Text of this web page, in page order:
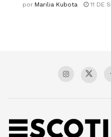
por Marilia Kubota 11 DE